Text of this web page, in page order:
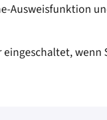
Ausweisfunktion
wenn